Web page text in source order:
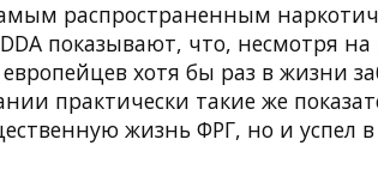
распространенным
показывают, что, несмотря
хотя бы раз в жизни
практически такие же
жизнь ФРГ, но и успел